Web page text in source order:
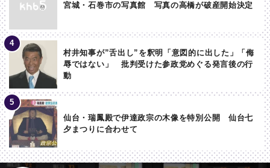
宮城・石巻市の写真館 写真の高橋が破産開始決定
村井知事が”舌出し”を釈明「意図的に出した」「侮
辱ではない」 批判受けた参政党めぐる発言後の行
動
仙台・瑞鳳殿で伊達政宗の木像を特別公開 仙台七
夕まつりに合わせて